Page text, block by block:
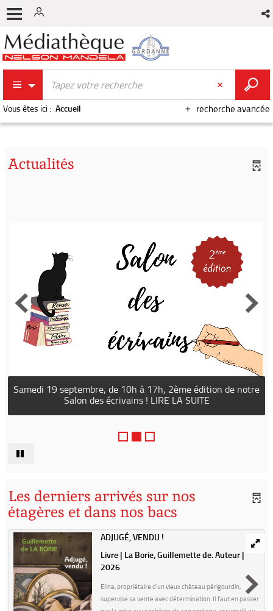
recherche avancée
Vous êtes ici : Accueil
Actualités
Samedi 19 septembre, de 10h à 17h, 2ème édition de notre
Salon des écrivains ! LIRE LA SUITE
Les derniers arrivés sur nos
étagères et dans nos bacs
ADJUGÉ, VENDU !
Livre | La Borie, Guillemette de. Auteur |
2026
Elina, propriétaire d'un vieux château périgourdin,
supervise sa vente avec détermination. Il faut en passer